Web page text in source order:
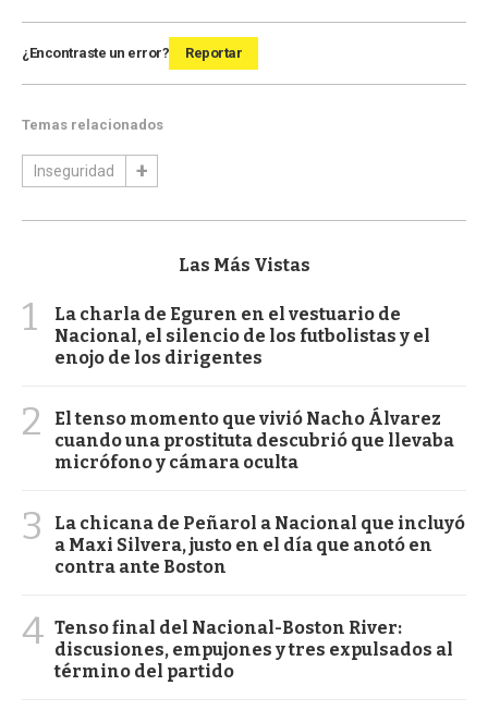
¿Encontraste un error? Reportar
Temas relacionados
Inseguridad
Las Más Vistas
1
La charla de Eguren en el vestuario de
Nacional, el silencio de los futbolistas y el
enojo de los dirigentes
2
El tenso momento que vivió Nacho Álvarez
cuando una prostituta descubrió que llevaba
micrófono y cámara oculta
3
La chicana de Peñarol a Nacional que incluyó
a Maxi Silvera, justo en el día que anotó en
contra ante Boston
4 Tenso final del Nacional-Boston River:
discusiones, empujones y tres expulsados al
término del partido